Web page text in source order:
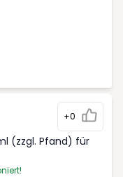
+0
(zzgl. Pfand) für